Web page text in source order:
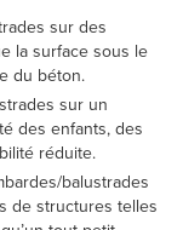
sur des
la surface sous le
du béton.
sur un
des enfants, des
réduite.
balustrades
de structures telles